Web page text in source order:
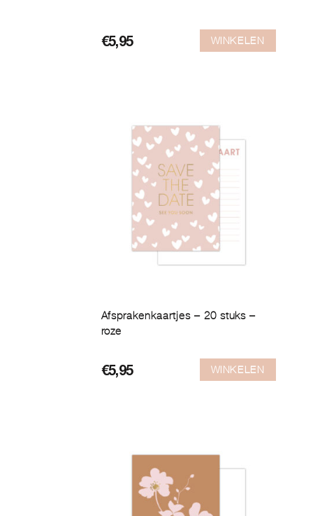
€5,95 WINKELEN
Afsprakenkaartjes – 20 stuks –
roze
€5,95 WINKELEN